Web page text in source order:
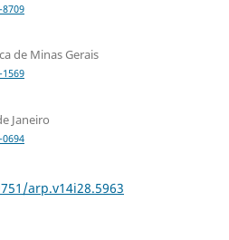
de Minas Gerais
Janeiro
arp.v14i28.5963